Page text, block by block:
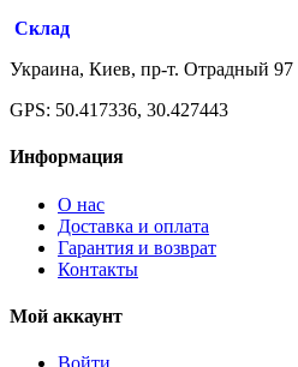
Склад
Украина, Киев, пр-т. Отрадный 97
GPS: 50.417336, 30.427443
Информация
О нас
Доставка и оплата
Гарантия и возврат
Контакты
Мой аккаунт